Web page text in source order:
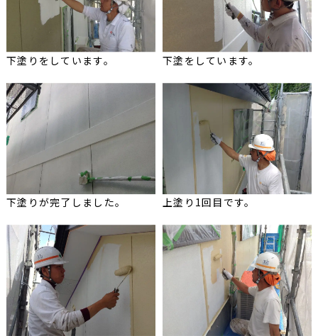
下塗りをしています。 下塗をしています。
下塗りが完了しました。 上塗り1回目です。